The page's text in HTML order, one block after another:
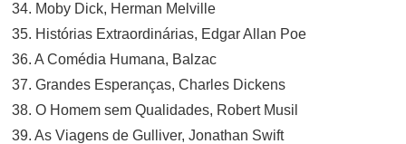
34. Moby Dick, Herman Melville
35. Histórias Extraordinárias, Edgar Allan Poe
36. A Comédia Humana, Balzac
37. Grandes Esperanças, Charles Dickens
38. O Homem sem Qualidades, Robert Musil
39. As Viagens de Gulliver, Jonathan Swift